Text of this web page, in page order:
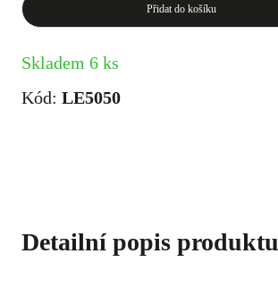
Přidat do košíku
Skladem 6 ks
Kód: LE5050
Detailní popis produktu